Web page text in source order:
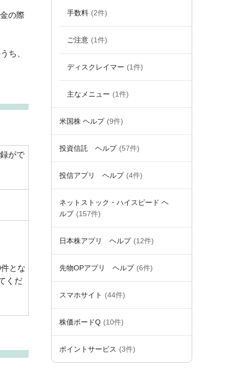
手数料 (2件)
ご注意 (1件)
ディスクレイマー (1件)
主なメニュー (1件)
米国株 ヘルプ (9件)
投資信託 ヘルプ (57件)
投信アプリ ヘルプ (4件)
ネットストック・ハイスピード ヘ
ルプ (157件)
日本株アプリ ヘルプ (12件)
先物OPアプリ ヘルプ (6件)
スマホサイト (44件)
株価ボードQ (10件)
ポイントサービス (3件)
の際
ち、
がで
とな
くだ